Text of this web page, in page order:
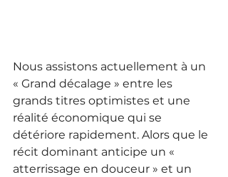
Nous assistons actuellement à un
« Grand décalage » entre les
grands titres optimistes et une
réalité économique qui se
détériore rapidement. Alors que le
récit dominant anticipe un «
atterrissage en douceur » et un